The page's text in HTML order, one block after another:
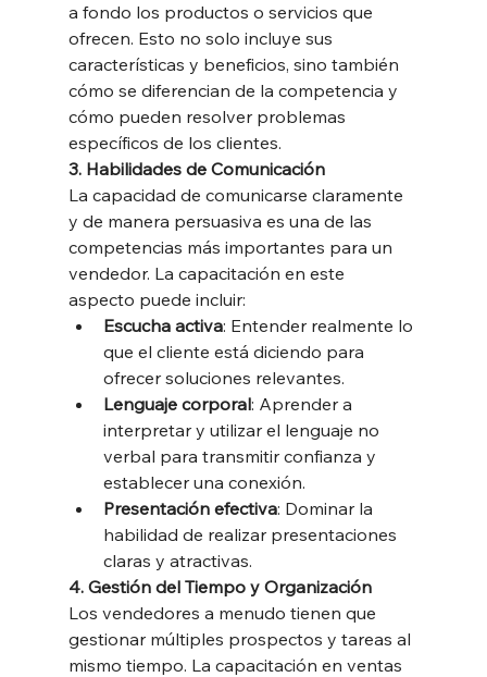
a fondo los productos o servicios que
ofrecen. Esto no solo incluye sus
características y beneficios, sino también
cómo se diferencian de la competencia y
cómo pueden resolver problemas
específicos de los clientes.
3. Habilidades de Comunicación
La capacidad de comunicarse claramente
y de manera persuasiva es una de las
competencias más importantes para un
vendedor. La capacitación en este
aspecto puede incluir:
Escucha activa: Entender realmente lo
que el cliente está diciendo para
ofrecer soluciones relevantes.
Lenguaje corporal: Aprender a
interpretar y utilizar el lenguaje no
verbal para transmitir confianza y
establecer una conexión.
Presentación efectiva: Dominar la
habilidad de realizar presentaciones
claras y atractivas.
4. Gestión del Tiempo y Organización
Los vendedores a menudo tienen que
gestionar múltiples prospectos y tareas al
mismo tiempo. La capacitación en ventas